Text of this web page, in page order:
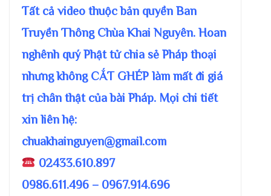
Tất cả video thuộc bản quyền Ban
Truyền Thông Chùa Khai Nguyên. Hoan
nghênh quý Phật tử chia sẻ Pháp thoại
nhưng không CẮT GHÉP làm mất đi giá
trị chân thật của bài Pháp. Mọi chi tiết
xin liên hệ:
chuakhainguyen@gmail.com
02433.610.897
0986.611.496 – 0967.914.696